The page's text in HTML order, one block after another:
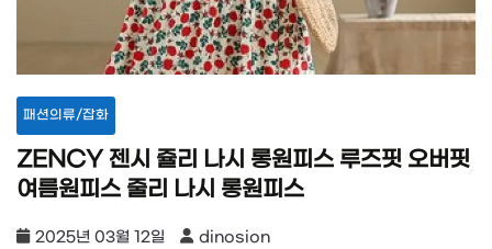
패션의류/잡화
ZENCY 젠시 쥴리 나시 롱원피스 루즈핏 오버핏
여름원피스 줄리 나시 롱원피스
2025년 03월 12일 dinosion